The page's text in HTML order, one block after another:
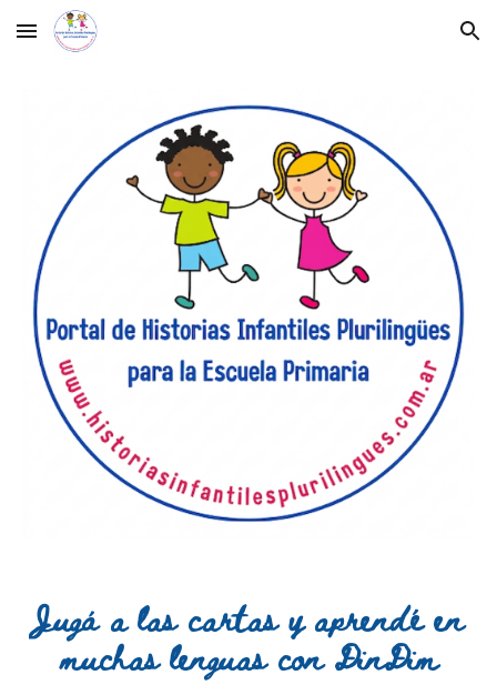
Skip to main content Skip to navigation
Jugá a las cartasyaprendéen
muchas lenguascon DinDim